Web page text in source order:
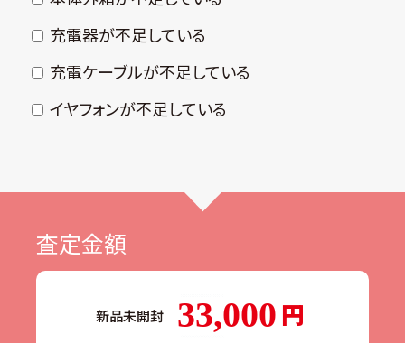
充電器が不⾜している
充電ケーブルが不⾜している
イヤフォンが不⾜している
査定金額
新品未開封 33,000